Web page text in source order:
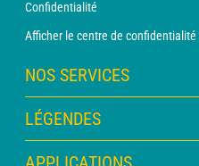
Confidentialité
Afficher le centre de confidentialité
NOS SERVICES
Abonnement METEO Xpert
Abonnement METEO PRO
LÉGENDES
Légende des cartes